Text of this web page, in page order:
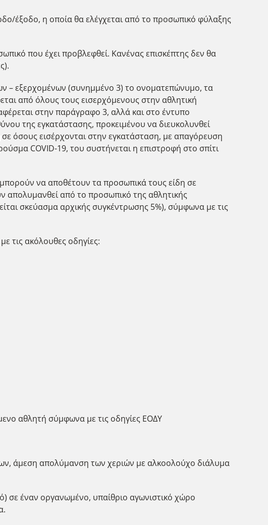
έξοδο, η οποία θα ελέγχεται από το προσωπικό φύλαξης
που έχει προβλεφθεί. Κανένας επισκέπτης δεν θα
– εξερχομένων (συνημμένο 3) το ονοματεπώνυμο, τα
από όλους τους εισερχόμενους στην αθλητική
στην παράγραφο 3, αλλά και στο έντυπο
της εγκατάστασης, προκειμένου να διευκολυνθεί
όσους εισέρχονται στην εγκατάσταση, με απαγόρευση
COVID-19, του συστήνεται η επιστροφή στο σπίτι
να αποθέτουν τα προσωπικά τους είδη σε
απολυμανθεί από το προσωπικό της αθλητικής
σκεύασμα αρχικής συγκέντρωσης 5%), σύμφωνα με τις
τις ακόλουθες οδηγίες:
αθλητή σύμφωνα με τις οδηγίες ΕΟΔΥ
άμεση απολύμανση των χεριών με αλκοολούχο διάλυμα
σε έναν οργανωμένο, υπαίθριο αγωνιστικό χώρο